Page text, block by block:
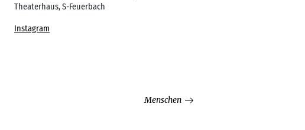
Theaterhaus, S-Feuerbach
Instagram
Menschen